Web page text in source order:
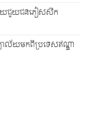
ជំនួយជួយជនភៀសសឹក
ាល័យមកពីប្រទេសឥណ្ឌា